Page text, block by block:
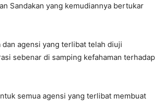
Sandakan yang kemudiannya bertukar
agensi yang terlibat telah diuji
sebenar di samping kefahaman terhadap
semua agensi yang terlibat membuat